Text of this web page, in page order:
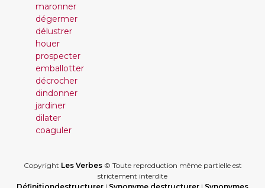
maronner
dégermer
délustrer
houer
prospecter
emballotter
décrocher
dindonner
jardiner
dilater
coaguler
Copyright Les Verbes© Toute reproduction même partielle est
strictement interdite